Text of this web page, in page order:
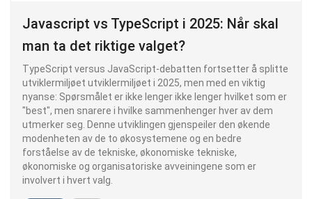
Javascript vs TypeScript i 2025: Når skal
man ta det riktige valget?
TypeScript versus JavaScript-debatten fortsetter å splitte
utviklermiljøet utviklermiljøet i 2025, men med en viktig
nyanse: Spørsmålet er ikke lenger ikke lenger hvilket som er
"best", men snarere i hvilke sammenhenger hver av dem
utmerker seg. Denne utviklingen gjenspeiler den økende
modenheten av de to økosystemene og en bedre
forståelse av de tekniske, økonomiske tekniske,
økonomiske og organisatoriske avveiningene som er
involvert i hvert valg.